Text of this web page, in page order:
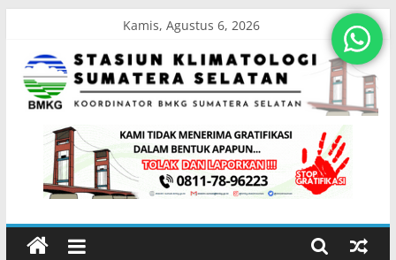
content
Kamis, Agustus 6, 2026
Stasiun
Klimatologi
Sumatera